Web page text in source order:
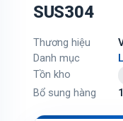
SUS304
Thương hiệu
Danh mục
Tồn kho
Bổ sung hàng